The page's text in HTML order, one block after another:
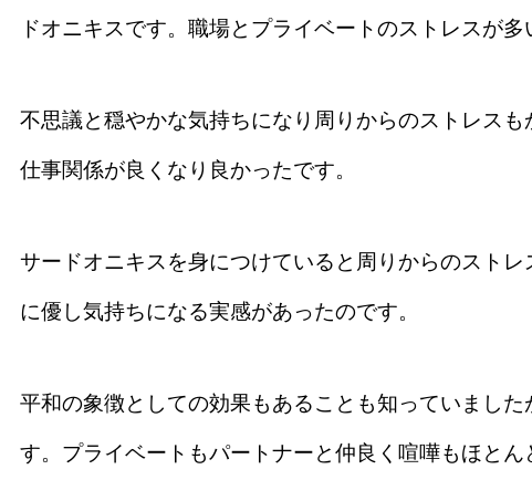
ドオニキスです。職場とプライベートのストレスが多
不思議と穏やかな気持ちになり周りからのストレス
仕事関係が良くなり良かったです。
サードオニキスを身につけていると周りからのスト
に優し気持ちになる実感があったのです。
平和の象徴としての効果もあることも知っていまし
す。プライベートもパートナーと仲良く喧嘩もほとん